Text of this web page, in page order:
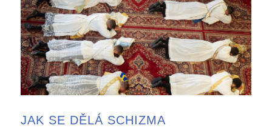
JAK SE DĚLÁ SCHIZMA